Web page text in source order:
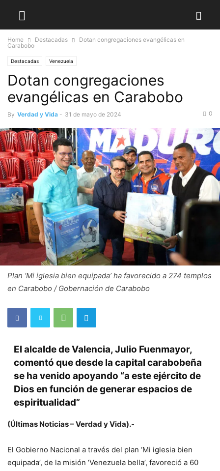
Home Destacadas
Dotan congregaciones evangélicas en
Carabobo
Destacadas Venezuela
Dotan congregaciones
evangélicas en Carabobo
By Verdad y Vida - 31 de mayo de 2024 0
Plan ‘Mi iglesia bien equipada’ ha favorecido a 274 templos
en Carabobo / Gobernación de Carabobo
El alcalde de Valencia, Julio Fuenmayor,
comentó que desde la capital carabobeña
se ha venido apoyando “a este ejército de
Dios en función de generar espacios de
espiritualidad”
(Últimas Noticias – Verdad y Vida).-
El Gobierno Nacional a través del plan ‘Mi iglesia bien
equipada’, de la misión ‘Venezuela bella’, favoreció a 60